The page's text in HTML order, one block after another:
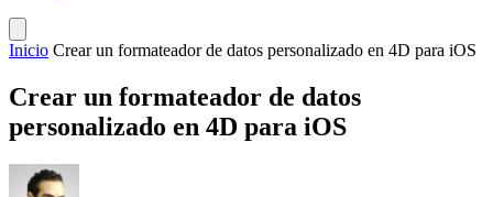
Inicio Crear un formateador de datos personalizado en 4D para iOS
Crear un formateador de datos
personalizado en 4D para iOS